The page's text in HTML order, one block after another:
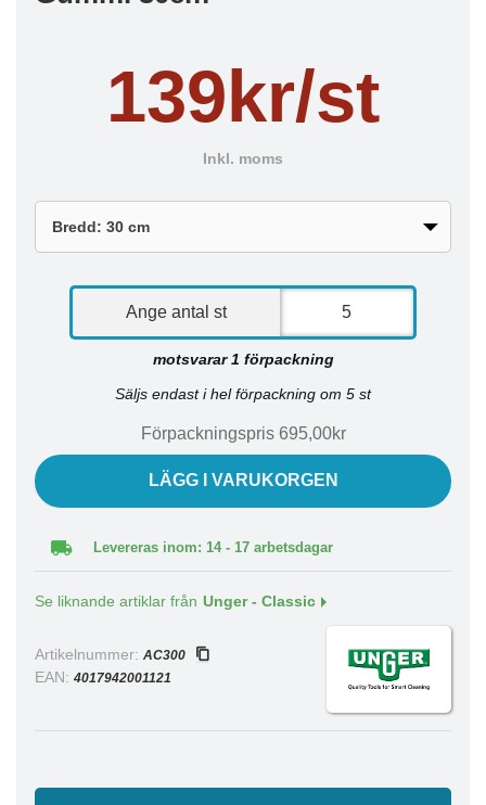
139kr/st
Inkl. moms
Ange antal st
motsvarar 1 förpackning
Säljs endast i hel förpackning om 5 st
Förpackningspris 695,00kr
LÄGG I VARUKORGEN
Levereras inom: 14 - 17 arbetsdagar
Se liknande artiklar från Unger - Classic
Artikelnummer: AC300
EAN: 4017942001121